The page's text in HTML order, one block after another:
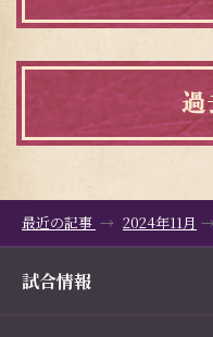
過
最近の記事 2024年11月
試合情報